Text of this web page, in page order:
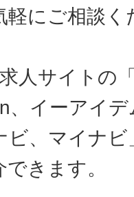
軽にご相談く
人サイトの
、イーアイ
ビ、マイナ
できます。